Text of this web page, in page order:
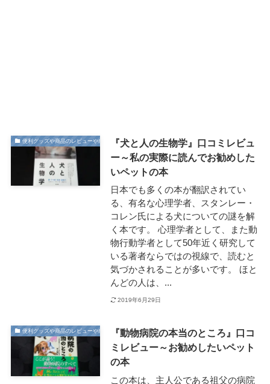
便利グッズや商品のレビューや感想
『犬と人の生物学』口コミレビュ
ー～私の実際に読んでお勧めした
いペットの本
日本でも多くの本が翻訳されてい
る、有名な心理学者、スタンレー・
コレン氏による犬についての謎を解
く本です。 心理学者として、また動
物行動学者として50年近く研究して
いる著者ならではの視線で、読むと
気づかされることが多いです。 ほと
んどの人は、...
2019年6月29日
便利グッズや商品のレビューや感想
『動物病院の本当のところ』口コ
ミレビュー～お勧めしたいペット
の本
この本は、主人公である祖父の病院